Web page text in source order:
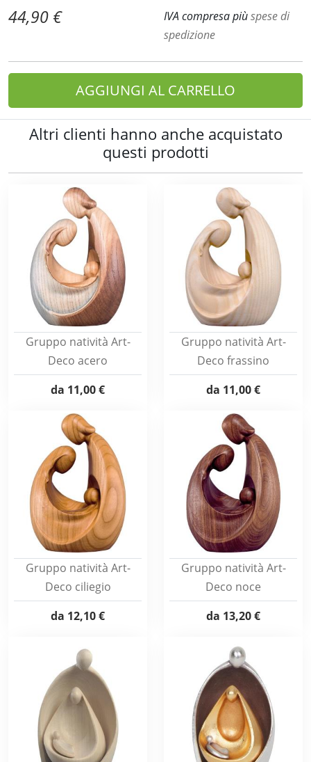
44,90 € IVA compresa piùspese di
spedizione
AGGIUNGI AL CARRELLO
Altri clienti hanno anche acquistato
questi prodotti
Gruppo natività Art-
Deco acero
da 11,00 €
Gruppo natività Art-
Deco frassino
da 11,00 €
Gruppo natività Art-
Deco ciliegio
da 12,10 €
Gruppo natività Art-
Deco noce
da 13,20 €